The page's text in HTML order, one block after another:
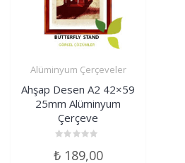
Alüminyum Çerçeveler
Ahşap Desen A2 42×59
25mm Alüminyum
Çerçeve
0
₺189,00